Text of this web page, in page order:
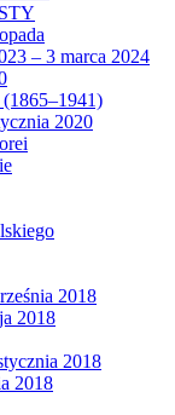
– 3 marca 2024
2020
2018
2018
2018
2018